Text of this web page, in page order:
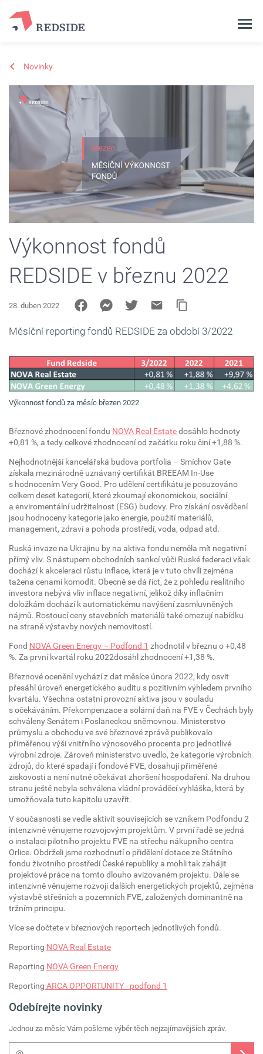
Novinky
Výkonnost fondů
REDSIDE v březnu 2022
28. duben 2022
Měsíční reporting fondů REDSIDE za období 3/2022
Výkonnost fondů za měsíc březen 2022
Březnové zhodnocení fondu NOVA Real Estatedosáhlo hodnoty
+0,81 %, a tedy celkové zhodnocení od začátku roku činí +1,88 %.
Nejhodnotnější kancelářská budova portfolia – Smíchov Gate
získala mezinárodně uznávaný certifikát BREEAM In-Use
s hodnocením Very Good. Pro udělení certifikátu je posuzováno
celkem deset kategorií, které zkoumají ekonomickou, sociální
a enviromentální udržitelnost (ESG) budovy. Pro získání osvědčení
jsou hodnoceny kategorie jako energie, použití materiálů,
management, zdraví a pohoda prostředí, voda, odpad atd.
Ruská invaze na Ukrajinu by na aktiva fondu neměla mít negativní
přímý vliv. S nástupem obchodních sankcí vůči Ruské federaci však
dochází k akceleraci růstu inflace, která je v tuto chvíli zejména
tažena cenami komodit. Obecně se dá říct, že z pohledu realitního
investora nebývá vliv inflace negativní, jelikož díky inflačním
doložkám dochází k automatickému navýšení zasmluvněných
nájmů. Rostoucí ceny stavebních materiálů také omezují nabídku
na straně výstavby nových nemovitostí.
Fond NOVA Green Energy – Podfond 1 zhodnotil v březnu o +0,48
%. Za první kvartál roku 2022dosáhl zhodnocení +1,38 %.
Březnové ocenění vychází z dat měsíce února 2022, kdy osvit
přesáhl úroveň energetického auditu s pozitivním výhledem prvního
kvartálu. Všechna ostatní provozní aktiva jsou v souladu
s očekáváním. Překompenzace a solární daň na FVE v Čechách byly
schváleny Senátem i Poslaneckou sněmovnou. Ministerstvo
průmyslu a obchodu ve své březnové zprávě publikovalo
přiměřenou výši vnitřního výnosového procenta pro jednotlivé
výrobní zdroje. Zároveň ministerstvo uvedlo, že kategorie výrobních
zdrojů, do které spadají i fondové FVE, dosahují přiměřené
ziskovosti a není nutné očekávat zhoršení hospodaření. Na druhou
stranu ještě nebyla schválena vládní prováděcí vyhláška, která by
umožňovala tuto kapitolu uzavřít.
V současnosti se vedle aktivit souvisejících se vznikem Podfondu 2
intenzivně věnujeme rozvojovým projektům. V první řadě se jedná
o instalaci pilotního projektu FVE na střechu nákupního centra
Orlice. Obdrželi jsme rozhodnutí o přidělení dotace ze Státního
fondu životního prostředí České republiky a mohli tak zahájit
projektové práce na tomto dlouho avizovaném projektu. Dále se
intenzivně věnujeme rozvoji dalších energetických projektů, zejména
výstavbě střešních a pozemních FVE, založených dominantně na
tržním principu.
Více se dočtete v březnových reportech jednotlivých fondů.
Reporting NOVA Real Estate
Reporting NOVA Green Energy
Reporting ARCA OPPORTUNITY - podfond 1
Odebírejte novinky
Jednou za měsíc Vám pošleme výběr těch nejzajímavějších zpráv.